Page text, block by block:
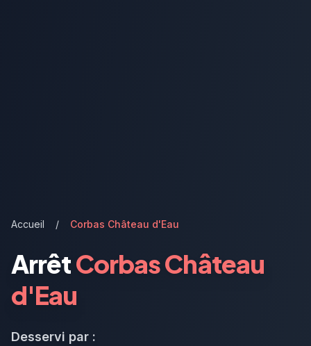
Accueil / Corbas Château d'Eau
ArrêtCorbas Château
d'Eau
Desservi par :